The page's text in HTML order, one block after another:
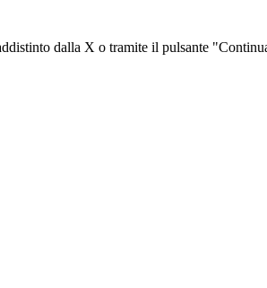
dalla X o tramite il pulsante